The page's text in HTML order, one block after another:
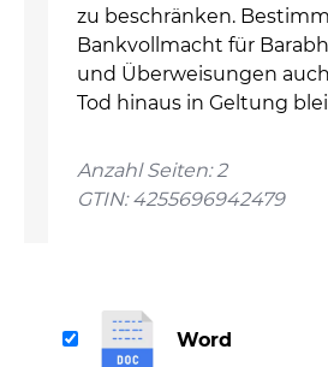
zu beschränken.
Bankvollmacht für
und Überweisungen
Tod hinaus in Geltung
Anzahl Seiten: 2
GTIN: 4255696942479
Word